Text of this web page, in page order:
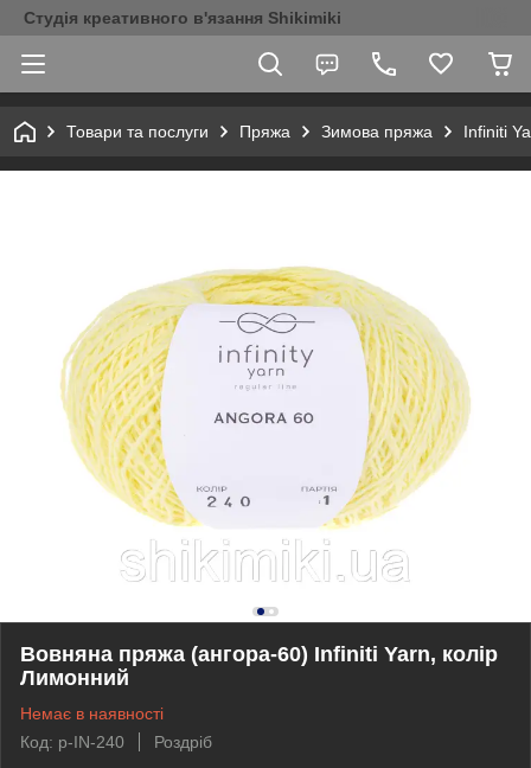
Студія креативного в'язання Shikimiki
Товари та послуги Пряжа Зимова пряжа Infiniti
Вовняна пряжа (ангора-60) Infiniti Yarn, колір
Лимонний
Немає в наявності
Код: p-IN-240
Роздріб